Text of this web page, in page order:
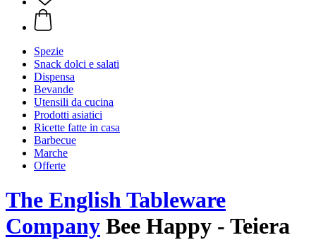
Spezie
Snack dolci e salati
Dispensa
Bevande
Utensili da cucina
Prodotti asiatici
Ricette fatte in casa
Barbecue
Marche
Offerte
The English Tableware
Company Bee Happy - Teiera